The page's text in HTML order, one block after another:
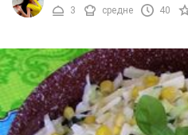
3
средне 40